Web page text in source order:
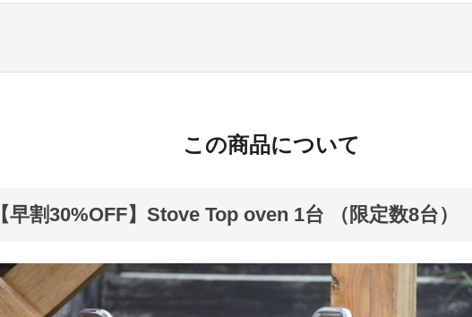
この商品について
【早割30%OFF】Stove Top oven 1台 （限定数8台）